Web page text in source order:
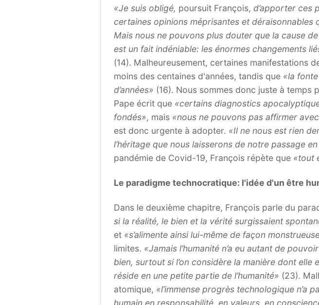
«Je suis obligé, poursuit François, d’apporter ces
certaines opinions méprisantes et déraisonnables
Mais nous ne pouvons plus douter que la cause
est un fait indéniable: les énormes changements
(14). Malheureusement, certaines manifestations
moins des centaines d'années, tandis que «la
d’années» (16). Nous sommes donc juste à
Pape écrit que «certains diagnostics
fondés», mais «nous ne pouvons pas affirmer
est donc urgente à adopter. «Il ne nous est rien
l’héritage que nous laisserons de notre passage
pandémie de Covid-19, François répète que «tout
Le paradigme technocratique: l'idée d'un être
Dans le deuxième chapitre, François parle du
si la réalité, le bien et la vérité surgissaient
et «s’alimente ainsi lui-même de façon
limites. «Jamais l’humanité n’a eu autant de
bien, surtout si l’on considère la manière dont elle
réside en une petite partie de l’humanité» (23).
atomique, «l’immense progrès technologique n’a
humain en responsabilité, en valeurs, en